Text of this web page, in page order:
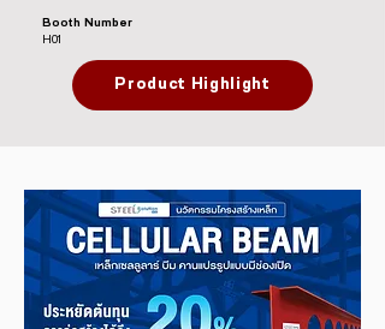
Booth Number
H01
Product Highlight